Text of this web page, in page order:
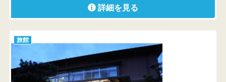
詳細を見る
旅館